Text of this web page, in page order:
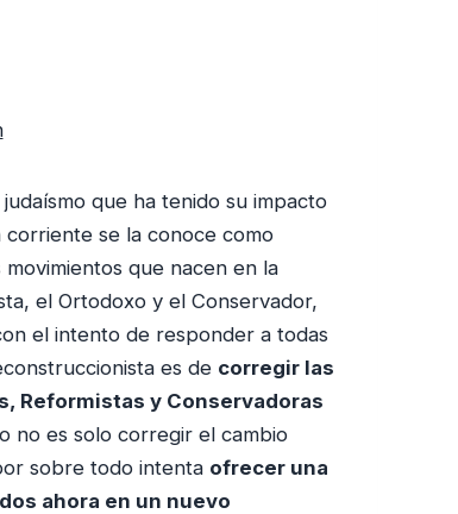
a
a
r
r
i
b
a
/
a
que ha tenido su impacto
se la conoce como
que nacen en la
el Ortodoxo y el Conservador,
el intento de responder a todas
es de corregir las
Reformistas y Conservadoras
no es solo corregir el cambio
sobre todo intenta ofrecer una
ahora en un nuevo